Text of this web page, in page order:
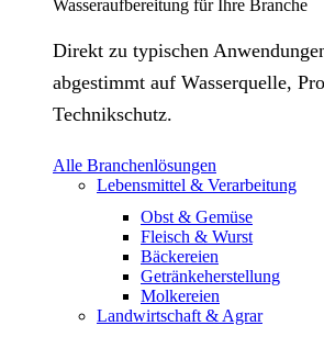
Wasseraufbereitung für Ihre Branche
Direkt zu typischen
abgestimmt auf Wasserquelle,
Technikschutz.
Alle Branchenlösungen
Lebensmittel & Verarbeitung
Obst & Gemüse
Fleisch & Wurst
Bäckereien
Getränkeherstellung
Molkereien
Landwirtschaft & Agrar